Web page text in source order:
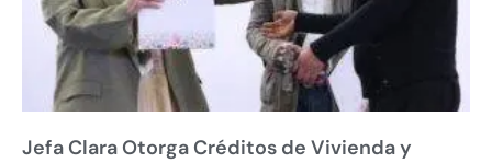
Jefa Clara Otorga Créditos de Vivienda y